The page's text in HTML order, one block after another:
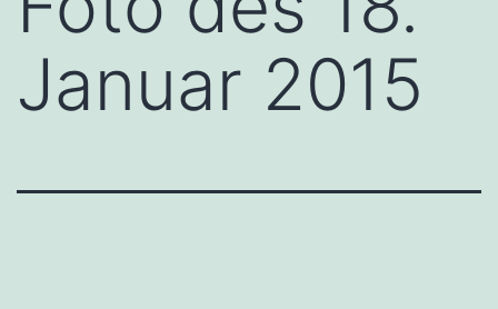
Januar 2015